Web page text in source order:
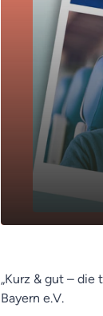
„Kurz & gut – die
Bayern e.V.